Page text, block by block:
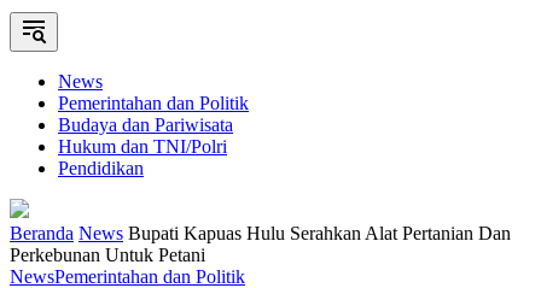
News
Pemerintahan dan Politik
Budaya dan Pariwisata
Hukum dan TNI/Polri
Pendidikan
Beranda News Bupati Kapuas Hulu Serahkan Alat Pertanian Dan
Perkebunan Untuk Petani
NewsPemerintahan dan Politik